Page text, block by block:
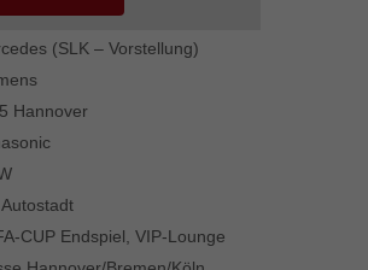
(SLK – Vorstellung)
Hannover
CUP Endspiel, VIP-Lounge